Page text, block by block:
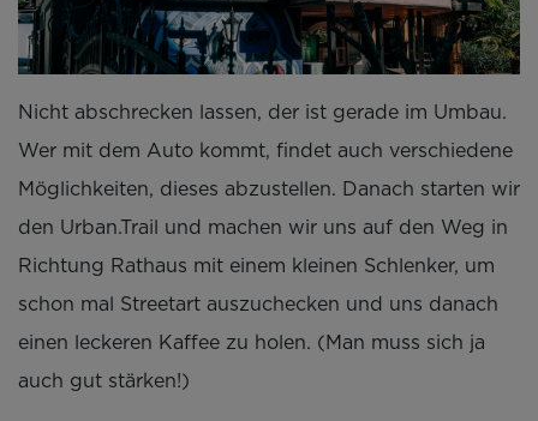
Nicht abschrecken lassen, der ist gerade im Umbau.
Wer mit dem Auto kommt, findet auch verschiedene
Möglichkeiten, dieses abzustellen. Danach starten wir
den Urban.Trail und machen wir uns auf den Weg in
Richtung Rathaus mit einem kleinen Schlenker, um
schon mal Streetart auszuchecken und uns danach
einen leckeren Kaffee zu holen. (Man muss sich ja
auch gut stärken!)